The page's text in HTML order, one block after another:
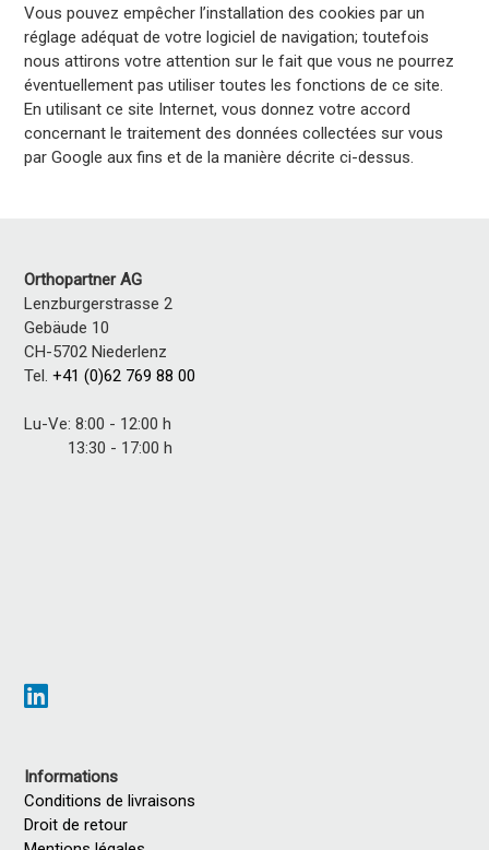
Vous pouvez empêcher l’installation des cookies par un
réglage adéquat de votre logiciel de navigation; toutefois
nous attirons votre attention sur le fait que vous ne pourrez
éventuellement pas utiliser toutes les fonctions de ce site.
En utilisant ce site Internet, vous donnez votre accord
concernant le traitement des données collectées sur vous
par Google aux fins et de la manière décrite ci-dessus.
Orthopartner AG
Lenzburgerstrasse 2
Gebäude 10
CH-5702 Niederlenz
Tel.+41 (0)62 769 88 00
Lu-Ve: 8:00 - 12:00 h
13:30 - 17:00 h
Informations
Conditions de livraisons
Droit de retour